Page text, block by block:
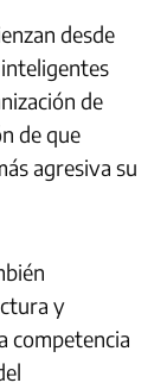
desde
de
de que
agresiva su
y
competencia